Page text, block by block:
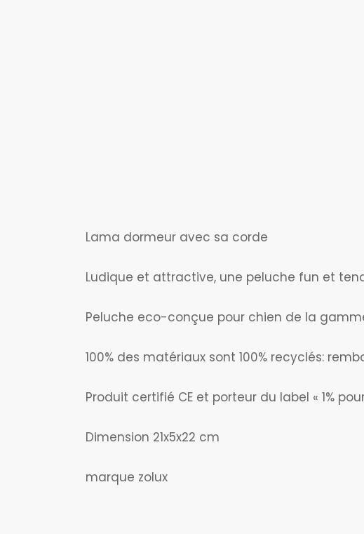
Lama dormeur avec sa corde
Ludique et attractive, une peluche fun et
Peluche eco-conçue pour chien de la
100% des matériaux sont 100% recyclés:
Produit certifié CE et porteur du label « 1%
Dimension 21x5x22 cm
marque zolux